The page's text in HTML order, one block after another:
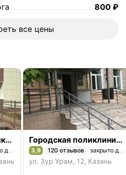
Цена
800 ₽
все цены
Центральная городская клиническая больница № 18, женская консультация № 15 Городская поликлиника № 8, женская консультация № 10
Рейтинг 3,9 из 5
3,9 120 отзывов закрыто до 08:00
ул. Зур Урам, 12, Казань